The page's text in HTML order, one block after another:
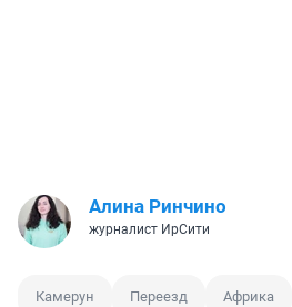
Алина Ринчино
журналист ИрСити
Камерун Переезд Африка